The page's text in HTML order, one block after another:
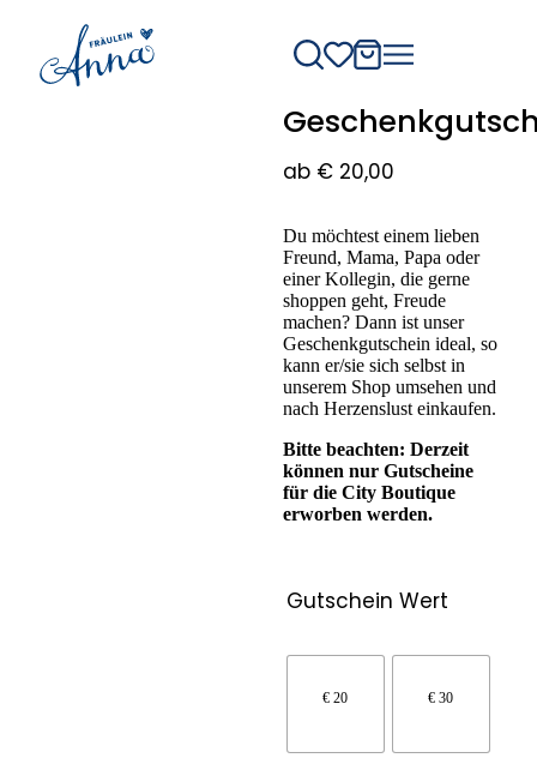
ab €20,00
Du möchtest einem lieben
Freund, Mama, Papa oder
einer Kollegin, die gerne
shoppen geht, Freude
machen? Dann ist unser
Geschenkgutschein ideal, so
kann er/sie sich selbst in
unserem Shop umsehen und
nach Herzenslust einkaufen.
Bitte beachten: Derzeit
können nur Gutscheine
für die City Boutique
erworben werden.
Gutschein Wert
€ 20 € 30